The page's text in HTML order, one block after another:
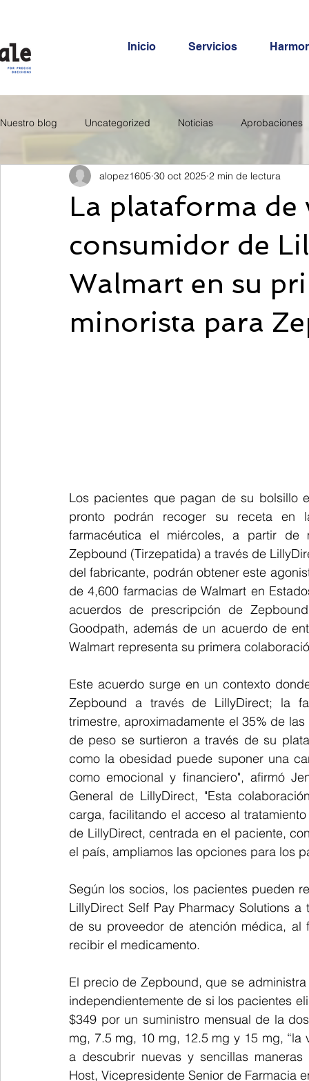
Inicio Servicios
Nuestro blog Uncategorized Noticias Aprobaciones
La plataforma de
consumidor de
Walmart en su
minorista para
alopez1605 30 oct 2025 2 min de lectura
Los pacientes que pagan de su bolsillo
pronto podrán recoger su receta en
farmacéutica el miércoles, a partir de
Zepbound (Tirzepatida) a través de
del fabricante, podrán obtener este
de 4,600 farmacias de Walmart en
acuerdos de prescripción de
Goodpath, además de un acuerdo de
Walmart representa su primera
Este acuerdo surge en un contexto
Zepbound a través de LillyDirect; la
trimestre, aproximadamente el 35% de
de peso se surtieron a través de su
como la obesidad puede suponer una
como emocional y financiero", afirmó
General de LillyDirect, "Esta
carga, facilitando el acceso al
de LillyDirect, centrada en el paciente,
el país, ampliamos las opciones para los
Según los socios, los pacientes pueden
LillyDirect Self Pay Pharmacy Solutions
de su proveedor de atención médica,
recibir el medicamento.
El precio de Zepbound, que se
independientemente de si los pacientes
$349 por un suministro mensual de la
mg, 7.5 mg, 10 mg, 12.5 mg y 15 mg,
a descubrir nuevas y sencillas
Host, Vicepresidente Senior de Farmacia